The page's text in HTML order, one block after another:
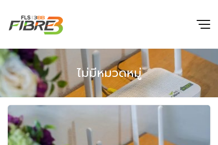
content
ไม่มีหมวดหมู่